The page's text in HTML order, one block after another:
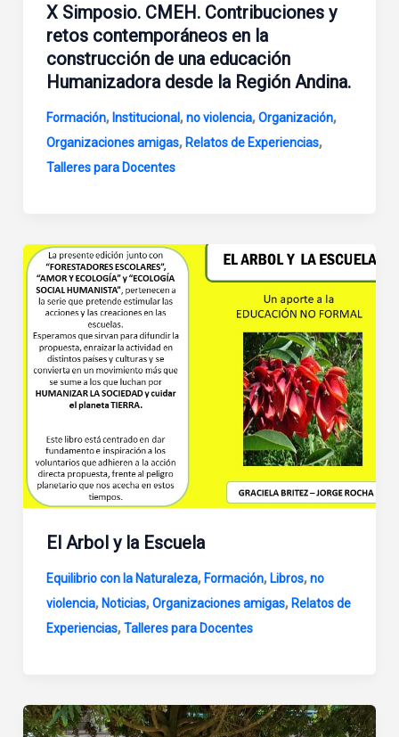
X Simposio. CMEH. Contribuciones y
retos contemporáneos en la
construcción de una educación
Humanizadora desde la Región Andina.
Formación,Institucional,no violencia,Organización,
Organizaciones amigas,Relatos de Experiencias,
Talleres para Docentes
El Arbol y la Escuela
Equilibrio con la Naturaleza, Formación, Libros,no
violencia, Noticias,Organizaciones amigas, Relatos de
Experiencias,Talleres para Docentes